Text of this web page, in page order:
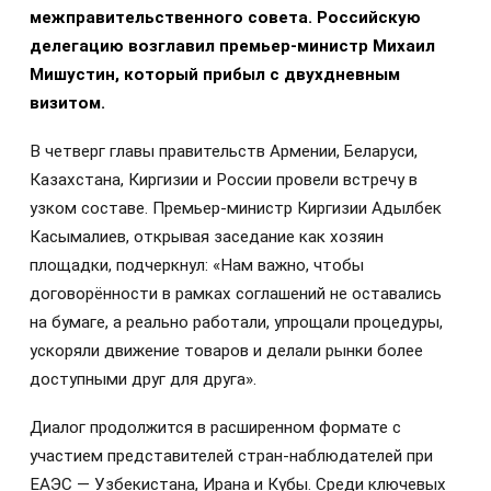
межправительственного совета. Российскую
делегацию возглавил премьер-министр Михаил
Мишустин, который прибыл с двухдневным
визитом.
В четверг главы правительств Армении, Беларуси,
Казахстана, Киргизии и России провели встречу в
узком составе. Премьер-министр Киргизии Адылбек
Касымалиев, открывая заседание как хозяин
площадки, подчеркнул: «Нам важно, чтобы
договорённости в рамках соглашений не оставались
на бумаге, а реально работали, упрощали процедуры,
ускоряли движение товаров и делали рынки более
доступными друг для друга».
Диалог продолжится в расширенном формате с
участием представителей стран-наблюдателей при
ЕАЭС — Узбекистана, Ирана и Кубы. Среди ключевых